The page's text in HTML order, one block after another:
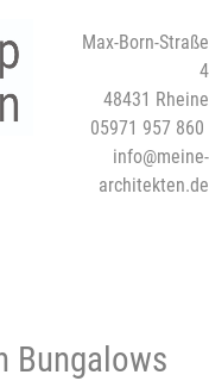
Max-Born-Straße
4
48431 Rheine
05971 957 860
info@meine-
architekten.de
Bungalows